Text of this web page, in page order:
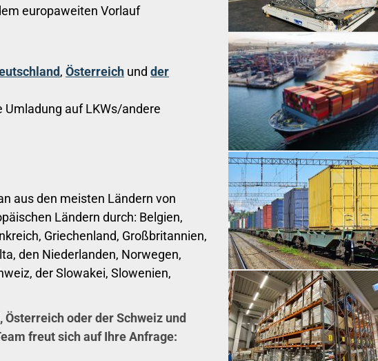
europaweiten Vorlauf
, Österreich und der
auf LKWs/andere
aus den meisten Ländern von
Ländern durch: Belgien,
Griechenland, Großbritannien,
den Niederlanden, Norwegen,
der Slowakei, Slowenien,
oder der Schweiz und
freut sich auf Ihre Anfrage: